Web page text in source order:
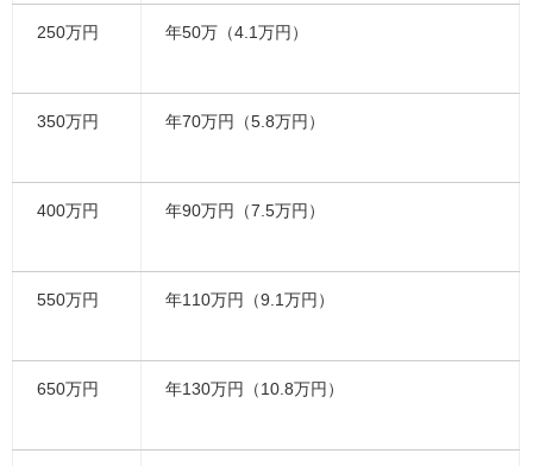
250万円 年50万（4.1万円）
350万円 年70万円（5.8万円）
400万円 年90万円（7.5万円）
550万円 年110万円（9.1万円）
650万円 年130万円（10.8万円）